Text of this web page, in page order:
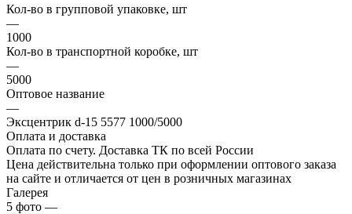
Кол-во в групповой упаковке, шт
—
1000
Кол-во в транспортной коробке, шт
—
5000
Оптовое название
—
Эксцентрик d-15 5577 1000/5000
Оплата и доставка
Оплата по счету. Доставка ТК по всей России
Цена действительна только при оформлении оптового заказа
на сайте и отличается от цен в розничных магазинах
Галерея
5 фото —